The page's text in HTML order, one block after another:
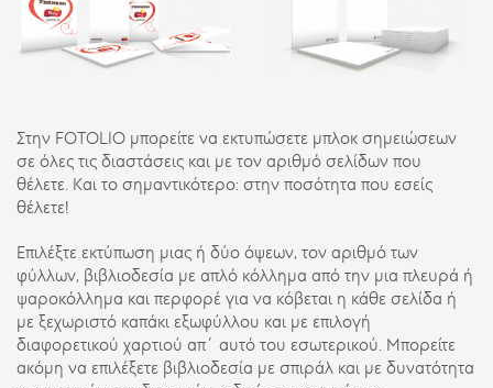
Στην FOTOLIO μπορείτε να εκτυπώσετε μπλοκ σημειώσεων
σε όλες τις διαστάσεις και με τον αριθμό σελίδων που
θέλετε. Και το σημαντικότερο: στην ποσότητα που εσείς
θέλετε!
Επιλέξτε εκτύπωση μιας ή δύο όψεων, τον αριθμό των
φύλλων, βιβλιοδεσία με απλό κόλλημα από την μια πλευρά ή
ψαροκόλλημα και περφορέ για να κόβεται η κάθε σελίδα ή
με ξεχωριστό καπάκι εξωφύλλου και με επιλογή
διαφορετικού χαρτιού απ΄ αυτό του εσωτερικού. Μπορείτε
ακόμη να επιλέξετε βιβλιοδεσία με σπιράλ και με δυνατότητα